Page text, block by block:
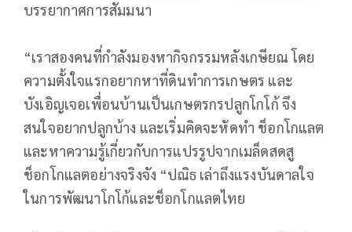
บรรยากาศการสัมมนา
“เราสองคนที่กำลังมองหากิจกรรมหลังเกษียณ โดย
ความตั้งใจแรกอยากหาที่ดินทำการเกษตร และ
บังเอิญเจอเพื่อนบ้านเป็นเกษตรกรปลูกโกโก้ จึง
สนใจอยากปลูกบ้าง และเริ่มคิดจะหัดทำ ช็อกโกแลต
และหาความรู้เกี่ยวกับการแปรรูปจากเมล็ดสดสู
ช็อกโกแลตอย่างจริงจัง “ปณิธ เล่าถึงแรงบันดาลใจ
ในการพัฒนาโกโก้และช็อกโกแลตไทย